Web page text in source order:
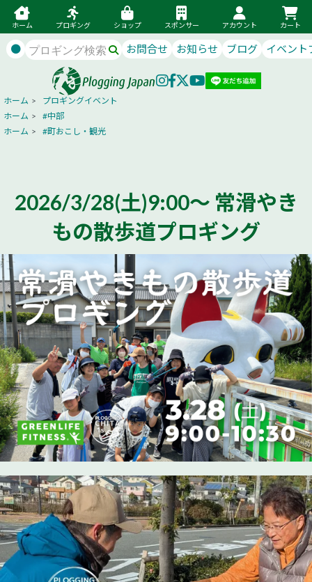
ホーム プロギング ショップ スポンサー アカウント カート
● お問合せ お知らせ ブログ イベント
ホーム >
プロギングイベント
ホーム >
#中部
ホーム > #町おこし・観光
2026/3/28(土)9:00～ 常滑やき
もの散歩道プロギング